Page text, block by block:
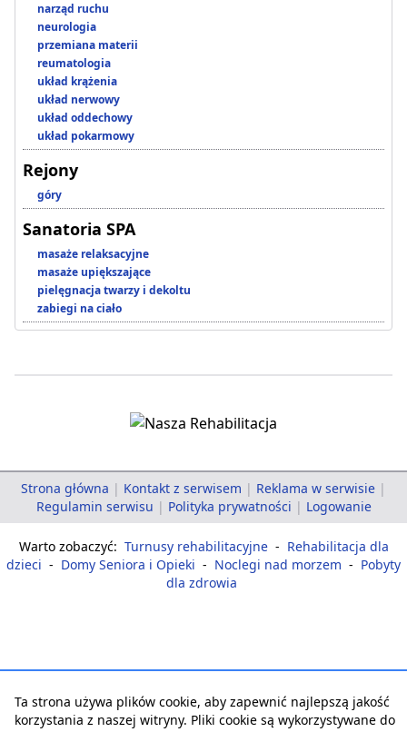
narząd ruchu
neurologia
przemiana materii
reumatologia
układ krążenia
układ nerwowy
układ oddechowy
układ pokarmowy
Rejony
góry
Sanatoria SPA
masaże relaksacyjne
masaże upiększające
pielęgnacja twarzy i dekoltu
zabiegi na ciało
Strona główna | Kontakt z serwisem | Reklama w serwisie |
Regulamin serwisu | Polityka prywatności | Logowanie
Warto zobaczyć: Turnusy rehabilitacyjne - Rehabilitacja dla
dzieci - Domy Seniora i Opieki - Noclegi nad morzem - Pobyty
dla zdrowia
Ta strona używa plików cookie, aby zapewnić najlepszą jakość
korzystania z naszej witryny. Pliki cookie są wykorzystywane do